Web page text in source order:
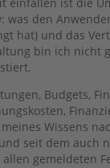
was den
hat) und das
bin ich nicht
Budgets,
Wissens
seit dem auch
gemeldeten